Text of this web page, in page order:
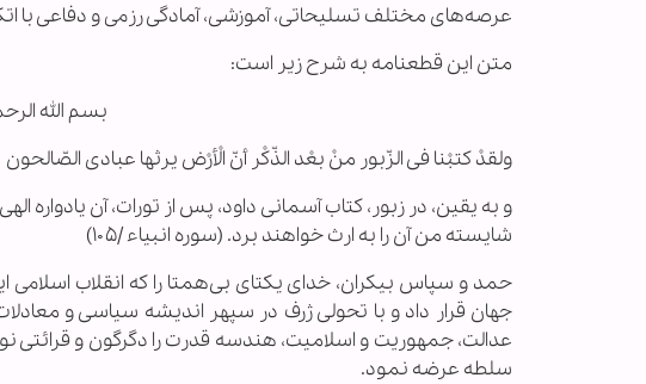
عرصه‌های مختلف تسلیحاتی، آموزشی، آمادگی رزمی و دفاعی با
متن این قطعنامه به شرح زیر است:
بسم الله
ولقدْ کتبْنا فی الزّبور منْ بعْد الذّکْر أنّ الْأرْض یرثها عبادی الصّالحون
و به یقین، در زبور، کتاب آسمانی داود، پس از تورات، آن
شایسته من آن را به ارث خواهند برد. (سوره انبیاء /۱۰۵)
حمد و سپاس بیکران، خدای یکتای بی‌همتا را که انقلاب اسلامی
جهان قرار داد و با تحولی ژرف در سپهر اندیشه سیاسی و
عدالت، جمهوریت و اسلامیت، هندسه قدرت را دگرگون و قرائتی
سلطه عرضه نمود.